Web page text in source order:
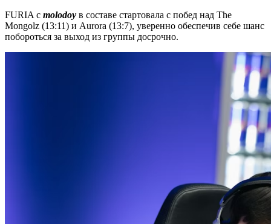
FURIA с molodoy в составе стартовала с побед над The
Mongolz (13:11) и Aurora (13:7), уверенно обеспечив себе шанс
побороться за выход из группы досрочно.